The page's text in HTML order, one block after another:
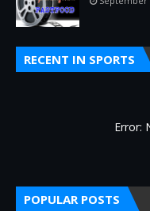
RECENT IN SPORTS
Error:
POPULAR POSTS